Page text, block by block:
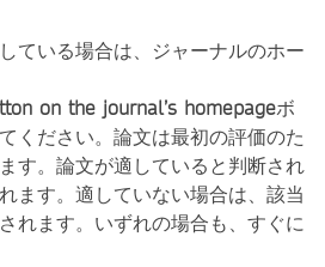
ている場合は、ジャーナルのホー
on the journal’s homepageボ
ください。論文は最初の評価のた
す。論文が適していると判断され
ます。適していない場合は、該当
れます。いずれの場合も、すぐに